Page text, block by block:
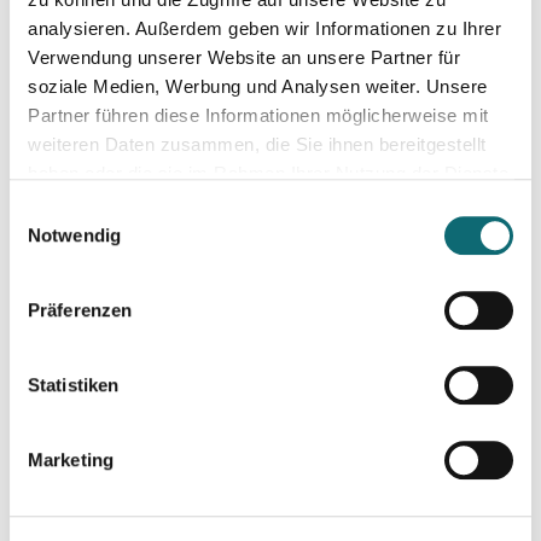
analysieren. Außerdem geben wir Informationen zu Ihrer
Verwendung unserer Website an unsere Partner für
soziale Medien, Werbung und Analysen weiter. Unsere
Partner führen diese Informationen möglicherweise mit
weiteren Daten zusammen, die Sie ihnen bereitgestellt
Notwendig
Präferenzen
Statistiken
Marketing
11.06.2024
Konstruktiver Klimajournalismus – so geht's!
17.06.2024
Slovakia: Understanding political polarizations and their
Klimajournalismus-Summerschool in Bad Aussee
02.07.2024